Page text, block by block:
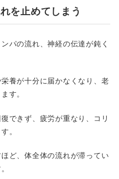
を止めてしまう
パの流れ、神経の伝達が鈍く
養が十分に届かなくなり、老
す。
できず、疲労が重なり、コリ
。
ど、体全体の流れが滞ってい